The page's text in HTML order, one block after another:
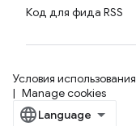
Код для фида RSS
Условия использования
Manage cookies